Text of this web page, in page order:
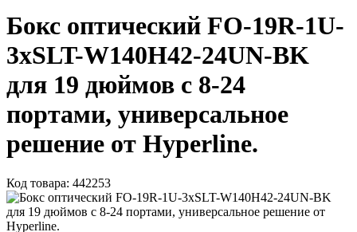
Бокс оптический FO-19R-1U-
3хSLT-W140H42-24UN-BK
для 19 дюймов с 8-24
портами, универсальное
решение от Hyperline.
Код товара: 442253